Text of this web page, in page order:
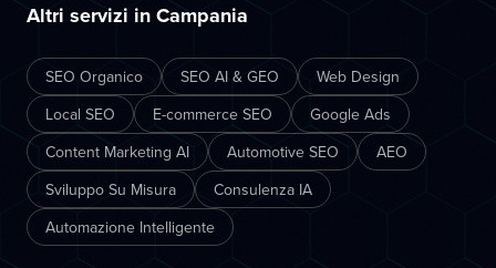
Altri servizi in Campania
SEO Organico SEO AI & GEO
Web Design
Local SEO
E-commerce SEO
Google Ads
Content Marketing AI
Automotive SEO
AEO
Sviluppo Su Misura
Consulenza IA
Automazione Intelligente